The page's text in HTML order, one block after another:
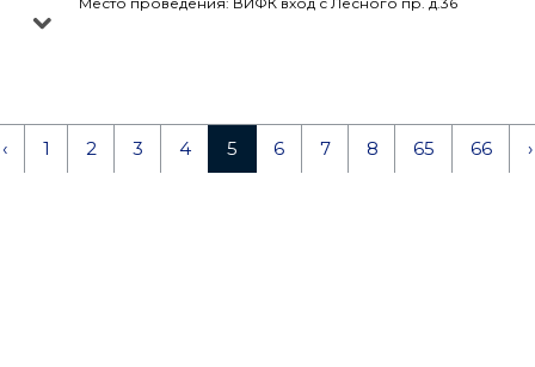
‹ 1 2 3 4 5 6 7 8 65 66 ›